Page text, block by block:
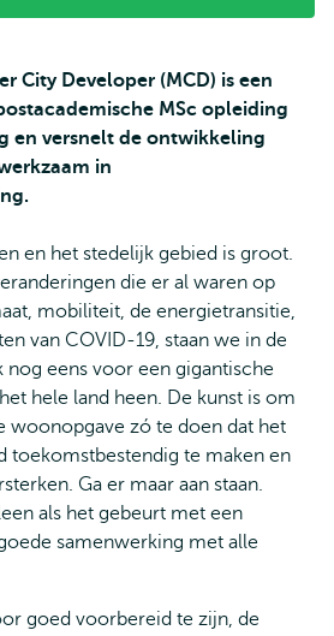
City Developer (MCD) is een
MSc opleiding
en versnelt de ontwikkeling
in
en het stedelijk gebied is groot.
die er al waren op
mobiliteit, de energietransitie,
van COVID-19, staan we in de
nog eens voor een gigantische
hele land heen. De kunst is om
woonopgave zó te doen dat het
toekomstbestendig te maken en
Ga er maar aan staan.
als het gebeurt met een
samenwerking met alle
goed voorbereid te zijn, de